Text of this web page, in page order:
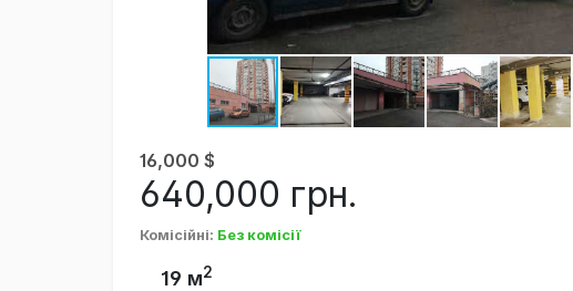
16,000 $
640,000 грн.
Комісійні: Без комісії
19 м2